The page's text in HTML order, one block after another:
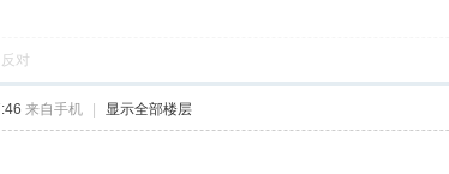
反对
来自手机 显示全部楼层